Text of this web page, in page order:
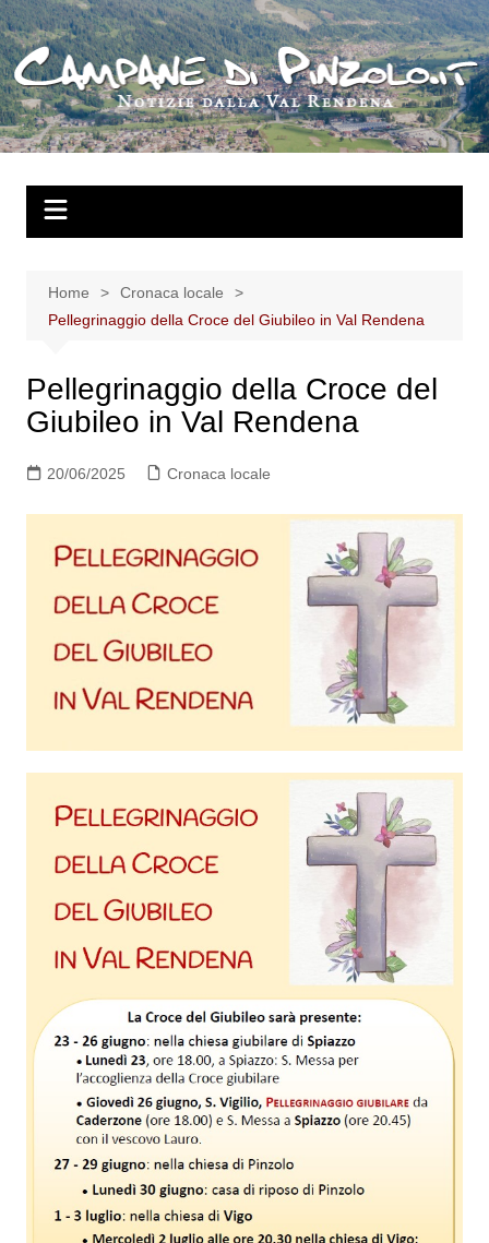
Salta
al
contenuto
Home
Cronaca locale
Pellegrinaggio della Croce del Giubileo in Val Rendena
Pellegrinaggio della Croce del
Giubileo in Val Rendena
20/06/2025 Cronaca locale